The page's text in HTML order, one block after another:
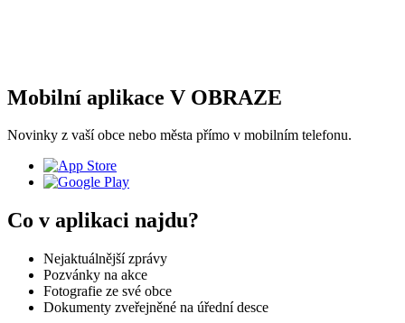
Mobilní aplikace V OBRAZE
Novinky z vaší obce nebo města přímo v mobilním telefonu.
Co v aplikaci najdu?
Nejaktuálnější zprávy
Pozvánky na akce
Fotografie ze své obce
Dokumenty zveřejněné na úřední desce